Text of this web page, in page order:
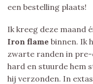
een bestelling plaats!
Ik kreeg deze maand
Iron flame binnen. Ik
zwarte randen in
hard en stuurde hem
hij verzonden. In